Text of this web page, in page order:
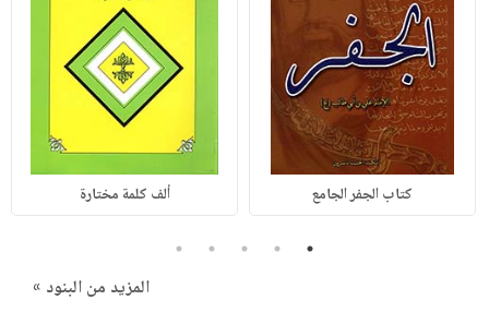
كتاب الجفر الجامع ألف كلمة مختارة
1
2
3
4
5
المزيد من البنود »